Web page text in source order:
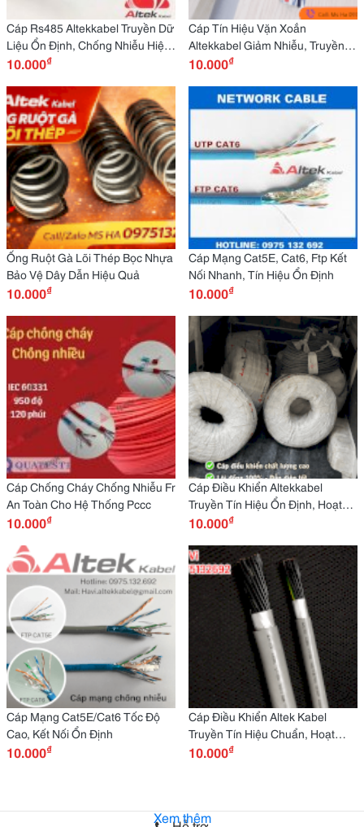
Cáp Rs485 Altekkabel Truyền Dữ
Liệu Ổn Định, Chống Nhiễu Hiệu
Quả
10.000₫
Cáp Tín Hiệu Vặn Xoắn
Altekkabel Giảm Nhiễu, Truyền
Tín Hiệu Chính Xác
10.000₫
Ống Ruột Gà Lõi Thép Bọc Nhựa
Bảo Vệ Dây Dẫn Hiệu Quả
10.000₫
Cáp Mạng Cat5E, Cat6, Ftp Kết
Nối Nhanh, Tín Hiệu Ổn Định
10.000₫
Cáp Chống Cháy Chống Nhiễu Fr
An Toàn Cho Hệ Thống Pccc
10.000₫
Cáp Điều Khiển Altekkabel
Truyền Tín Hiệu Ổn Định, Hoạt
Động Bền Bỉ
10.000₫
Cáp Mạng Cat5E/Cat6 Tốc Độ
Cao, Kết Nối Ổn Định
10.000₫
Cáp Điều Khiển Altek Kabel
Truyền Tín Hiệu Chuẩn, Hoạt
Động Ổn Định
10.000₫
Xem thêm